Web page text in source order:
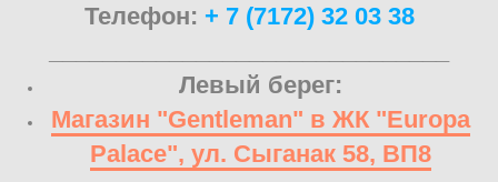
Телефон: + 7 (7172) 32 03 38
Левый берег:
Магазин "Gentleman" в ЖК "Europa
Palace", ул. Сыганак 58, ВП8